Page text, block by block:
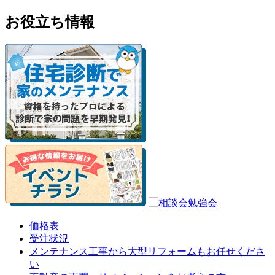
お役立ち情報
価格表
受注状況
メンテナンス工事から大型リフォームもお任せくださ
い